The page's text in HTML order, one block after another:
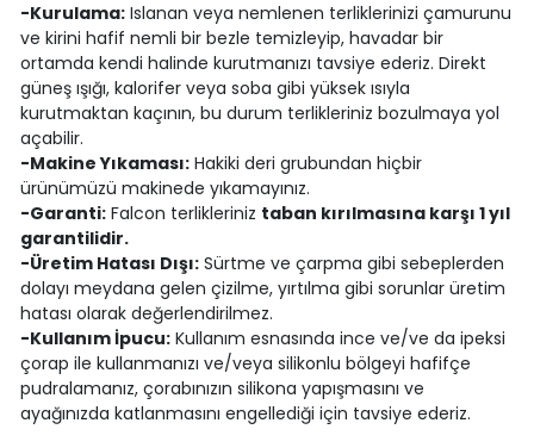
-Kurulama:Islanan veya nemlenen terliklerinizi çamurunu
ve kirini hafif nemli bir bezle temizleyip, havadar bir
ortamda kendi halinde kurutmanızı tavsiye ederiz. Direkt
güneş ışığı, kalorifer veya soba gibi yüksek ısıyla
kurutmaktan kaçının, bu durum terlikleriniz bozulmaya yol
açabilir.
-Makine Yıkaması:Hakiki deri grubundan hiçbir
ürünümüzü makinede yıkamayınız.
-Garanti:Falcon terlikleriniz taban kırılmasına karşı 1 yıl
garantilidir.
-Üretim Hatası Dışı:Sürtme ve çarpma gibi sebeplerden
dolayı meydana gelen çizilme, yırtılma gibi sorunlar üretim
hatası olarak değerlendirilmez.
-Kullanım İpucu:Kullanım esnasında ince ve/ve da ipeksi
çorap ile kullanmanızı ve/veya silikonlu bölgeyi hafifçe
pudralamanız, çorabınızın silikona yapışmasını ve
ayağınızda katlanmasını engellediği için tavsiye ederiz.